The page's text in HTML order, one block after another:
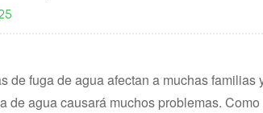
de fuga de agua afectan a muchas
de agua causará muchos problemas.